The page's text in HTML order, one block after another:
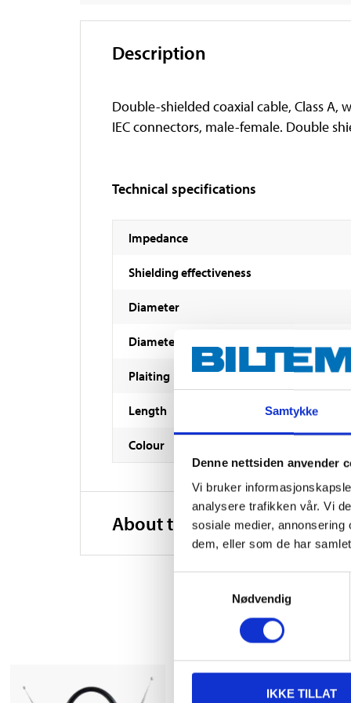
Samtykke
Denne nettsiden anvender
Vi bruker
analysere trafikken vår. Vi
sosiale medier,
dem, eller som de har
Nødvendig
IKKE TILLAT
Description
Double-shielded coaxial cable, Class A,
IEC connectors, male-female. Double
Technical specifications
Impedance
Shielding effectiveness
Diameter
Diameter
Plaiting
Length
Colour
About the manufacturer